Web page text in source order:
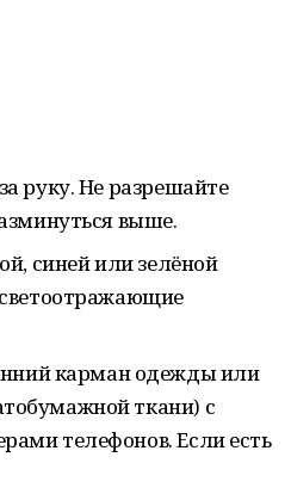
руку. Не разрешайте
выше.
синей или зелёной
карман одежды или
ткани) с
телефонов. Если есть